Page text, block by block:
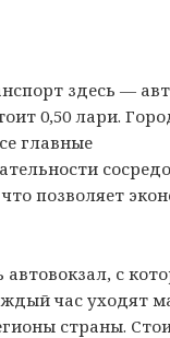
здесь —
0,50 лари.
главные
позволяет
автовокзал, с
час уходят
страны.